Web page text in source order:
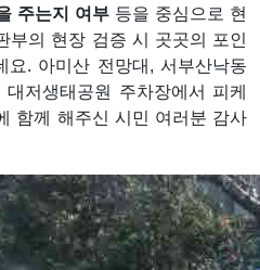
주는지 여부 등을 중심으로 현
부의 현장 검증 시 곳곳의 포인
요. 아미산 전망대, 서부산낙동
저생태공원 주차장에서 피케
함께 해주신 시민 여러분 감사